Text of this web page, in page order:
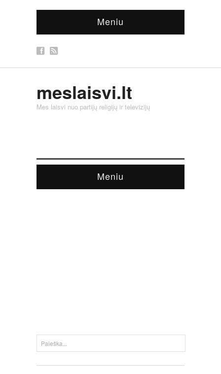
Meniu
meslaisvi.lt
Mes laisvi nuo partijų religijų ir televizijų
Meniu